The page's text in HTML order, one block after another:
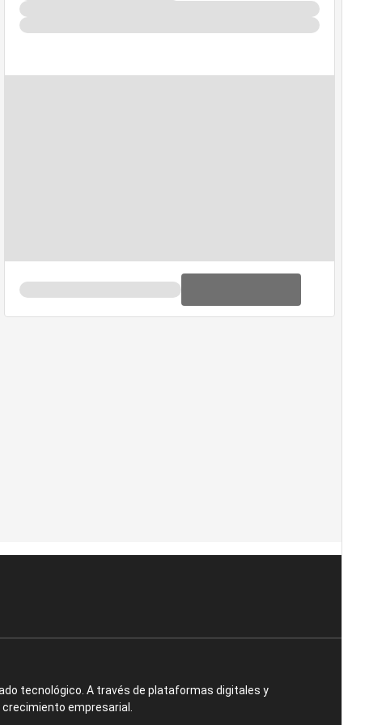
tecnológico. A través de plataformas digitales y
empresarial.